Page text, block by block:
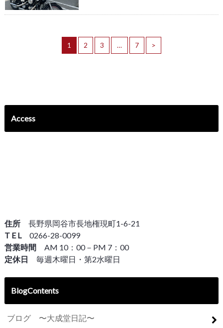
1 2 3 … 7 >
Access
住所 長野県岡谷市長地権現町1-6-21
T E L 0266-28-0099
営業時間 AM 10：00－PM 7：00
定休日
毎週木曜日・第2水曜日
BlogContents
ブログ 〜大成堂日記〜